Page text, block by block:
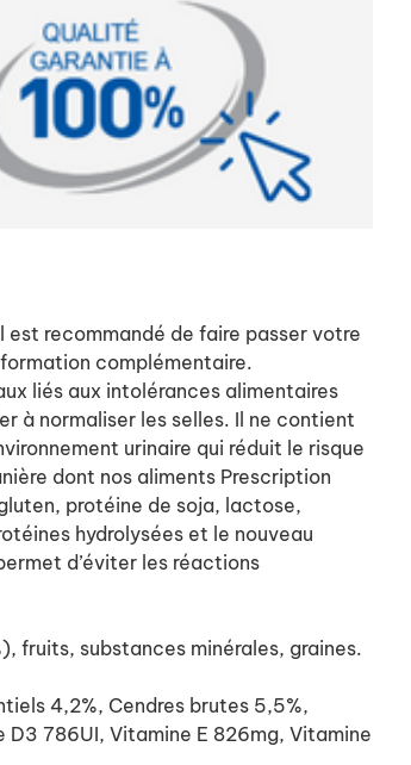
recommandé de faire passer votre
complémentaire.
liés aux intolérances alimentaires
à normaliser les selles. Il ne contient
urinaire qui réduit le risque
dont nos aliments Prescription
protéine de soja, lactose,
hydrolysées et le nouveau
d’éviter les réactions
fruits, substances minérales, graines.
4,2%, Cendres brutes 5,5%,
D3 786UI, Vitamine E 826mg, Vitamine